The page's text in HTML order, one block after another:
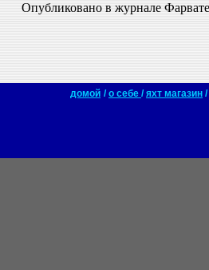
Опубликовано в журнале
домой /о себе /яхт магазин /